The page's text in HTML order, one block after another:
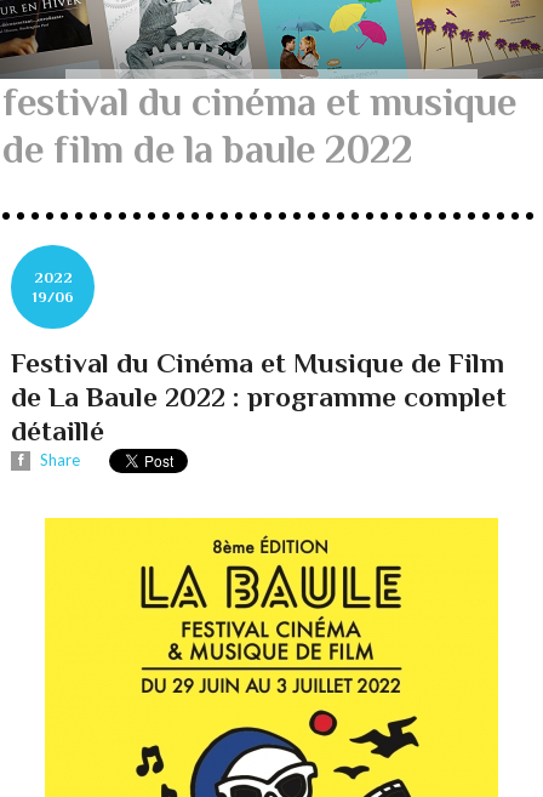
festival du cinéma et musique
de film de la baule 2022
2022
19/06
Festival du Cinéma et Musique de Film
de La Baule 2022 : programme complet
détaillé
Share